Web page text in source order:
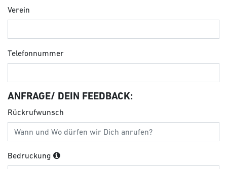
Verein
Telefonnummer
ANFRAGE/ DEIN FEEDBACK:
Rückrufwunsch
Bedruckung